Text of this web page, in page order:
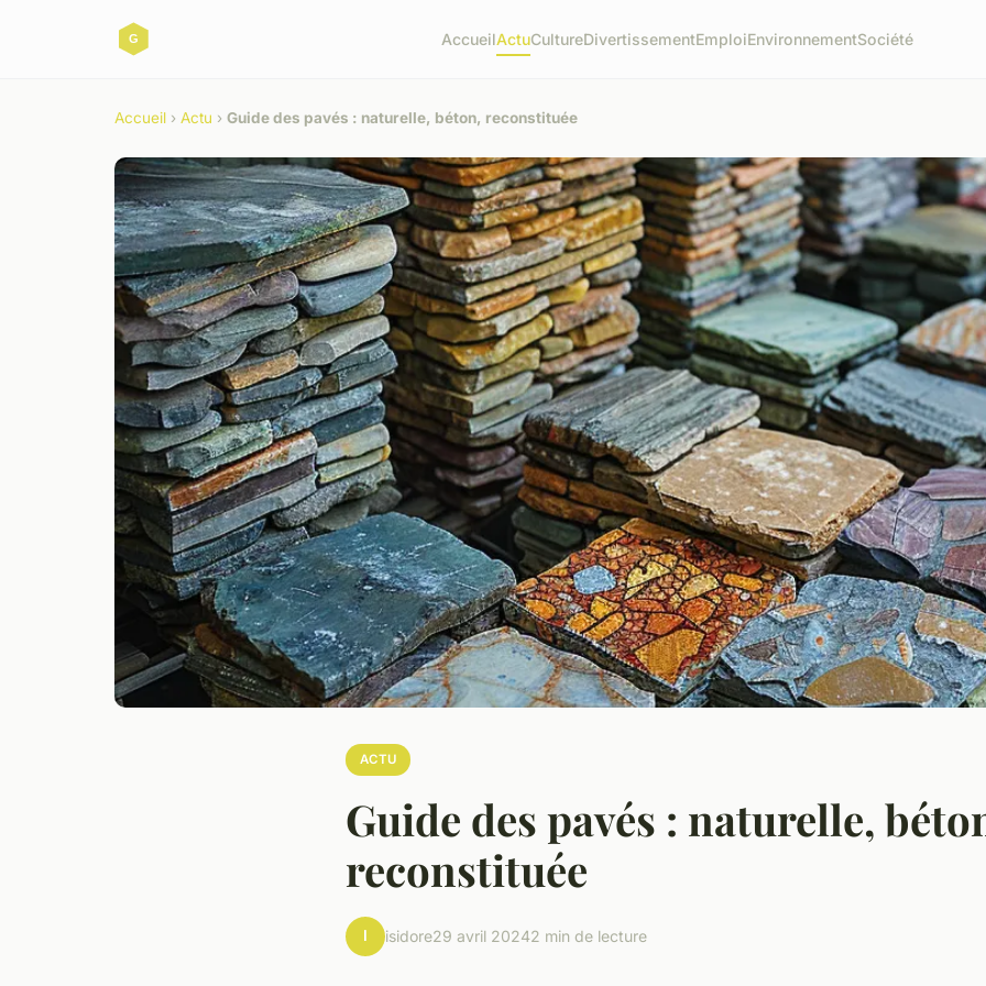
AccueilActuCultureDivertissementEmploiEnvironnementSociété
Accueil › Actu › Guide des pavés : naturelle, béton, reconstituée
ACTU
Guide des pavés : naturelle,
reconstituée
I isidore29 avril 20242 min de lecture